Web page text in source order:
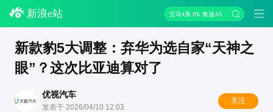
新浪e站 宝马4系 PK 奥迪A5
新款豹5大调整：弃华为选自家“天神之
眼”？这次比亚迪算对了
优视汽车
发表于 2026/04/10 12:03
关注